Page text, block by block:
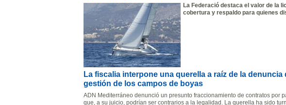
La Federació destaca el valor de la
cobertura y respaldo para quienes
La fiscalia interpone una querella a raíz de la
gestión de los campos de boyas
ADN Mediterráneo denunció un presunto fraccionamiento de contratos por
que, a su juicio, podrían ser contrarios a la legalidad. La querella ha sido